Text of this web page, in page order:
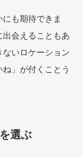
も期待できま
会えることもあ
いロケーション
」が付くことう
選ぶ